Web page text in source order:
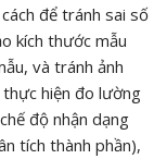
để tránh sai số
kích thước mẫu
và tránh ảnh
hiện đo lường
độ nhận dạng
tích thành phần),